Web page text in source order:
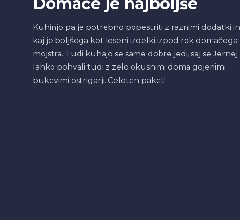
Kuhinjo pa je potrebno popestriti z raznimi dodatki in
kaj je boljšega kot leseni izdelki izpod rok domačega
mojstra. Tudi kuhajo se same dobre jedi, saj se Jernej
lahko pohvali tudi z zelo okusnimi doma gojenimi
bukovimi ostrigarji. Celoten paket!